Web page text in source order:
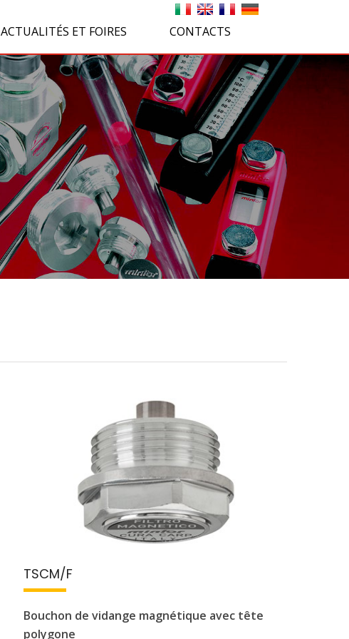
ACTUALITÉS ET FOIRES CONTACTS
TSCM/F
Bouchon de vidange magnétique avec tête
polygone